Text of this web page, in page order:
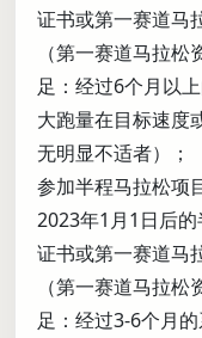
证书或第一赛道马
（第一赛道马拉
足：经过6个月以
大跑量在目标速度
无明显不适者）；
参加半程马拉松项
2023年1月1日后
证书或第一赛道马
（第一赛道马拉
足：经过3-6个月